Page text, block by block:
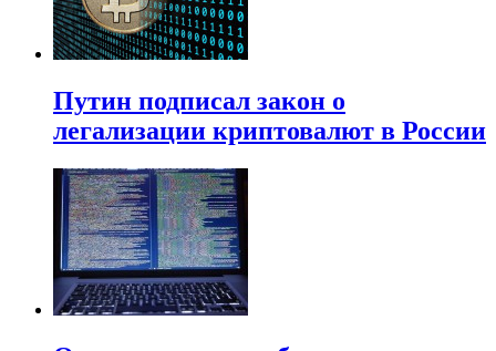
Путин подписал закон о
легализации криптовалют в России